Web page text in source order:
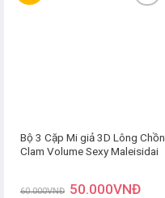
Bộ 3 Cặp Mi giả 3D Lông Chồn
Clam Volume Sexy Maleisidai
60.000VNĐ 50.000VNĐ